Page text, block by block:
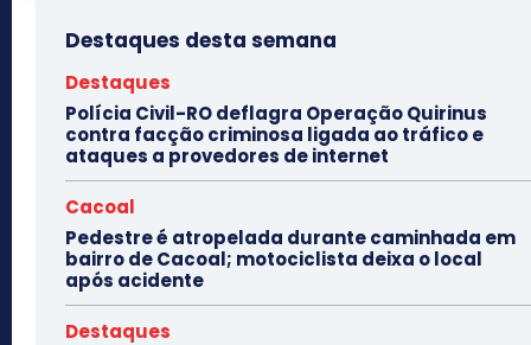
Destaques desta semana
Destaques
Polícia Civil-RO deflagra Operação Quirinus
contra facção criminosa ligada ao tráfico e
ataques a provedores de internet
Cacoal
Pedestre é atropelada durante caminhada em
bairro de Cacoal; motociclista deixa o local
após acidente
Destaques